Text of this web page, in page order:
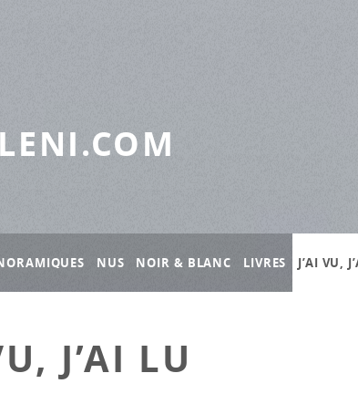
NUS NOIR & BLANC LIVRES J’AI VU,
J’AI LU